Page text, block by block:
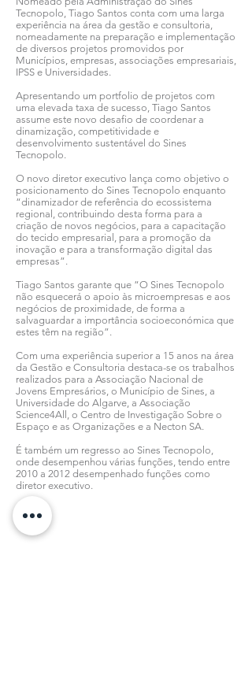
Tecnopolo, Tiago Santos conta com uma larga
experiência na área da gestão e consultoria,
nomeadamente na preparação e implementação
de diversos projetos promovidos por
Municípios, empresas, associações empresariais,
IPSS e Universidades.
Apresentando um portfolio de projetos com
uma elevada taxa de sucesso, Tiago Santos
assume este novo desafio de coordenar a
dinamização, competitividade e
desenvolvimento sustentável do Sines
Tecnopolo.
O novo diretor executivo lança como objetivo o
posicionamento do Sines Tecnopolo enquanto
“dinamizador de referência do ecossistema
regional, contribuindo desta forma para a
criação de novos negócios, para a capacitação
do tecido empresarial, para a promoção da
inovação e para a transformação digital das
empresas”.
Tiago Santos garante que “O Sines Tecnopolo
não esquecerá o apoio às microempresas e aos
negócios de proximidade, de forma a
salvaguardar a importância socioeconómica que
estes têm na região”.
Com uma experiência superior a 15 anos na área
da Gestão e Consultoria destaca-se os trabalhos
realizados para a Associação Nacional de
Jovens Empresários, o Município de Sines, a
Universidade do Algarve, a Associação
Science4All, o Centro de Investigação Sobre o
Espaço e as Organizações e a Necton SA.
É também um regresso ao Sines Tecnopolo,
onde desempenhou várias funções, tendo entre
2010 a 2012 desempenhado funções como
diretor executivo.